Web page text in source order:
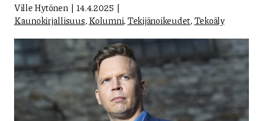
Ville Hytönen
14.4.2025
Kaunokirjallisuus,Kolumni,Tekijänoikeudet,Tekoäly